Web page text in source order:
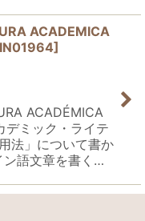
ACADEMICA
]
ACADÉMICA
デミック・ライテ
法」について書か
ン語文章を書く…